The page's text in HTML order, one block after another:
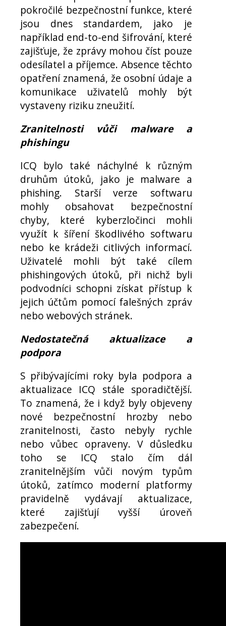
pokročilé bezpečnostní funkce, které
jsou dnes standardem, jako je
například end-to-end šifrování, které
zajišťuje, že zprávy mohou číst pouze
odesílatel a příjemce. Absence těchto
opatření znamená, že osobní údaje a
komunikace uživatelů mohly být
vystaveny riziku zneužití.
Zranitelnosti vůči malware a
phishingu
ICQ bylo také náchylné k různým
druhům útoků, jako je malware a
phishing. Starší verze softwaru
mohly obsahovat bezpečnostní
chyby, které kyberzločinci mohli
využít k šíření škodlivého softwaru
nebo ke krádeži citlivých informací.
Uživatelé mohli být také cílem
phishingových útoků, při nichž byli
podvodníci schopni získat přístup k
jejich účtům pomocí falešných zpráv
nebo webových stránek.
Nedostatečná aktualizace a
podpora
S přibývajícími roky byla podpora a
aktualizace ICQ stále sporadičtější.
To znamená, že i když byly objeveny
nové bezpečnostní hrozby nebo
zranitelnosti, často nebyly rychle
nebo vůbec opraveny. V důsledku
toho se ICQ stalo čím dál
zranitelnějším vůči novým typům
útoků, zatímco moderní platformy
pravidelně vydávají aktualizace,
které zajišťují vyšší úroveň
zabezpečení.